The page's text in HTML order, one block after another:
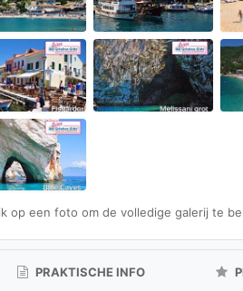
op een foto om de volledige galerij te
PRAKTISCHE INFO